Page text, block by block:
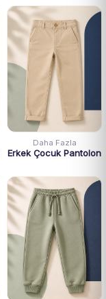
Daha Fazla
Erkek Çocuk Pantolon